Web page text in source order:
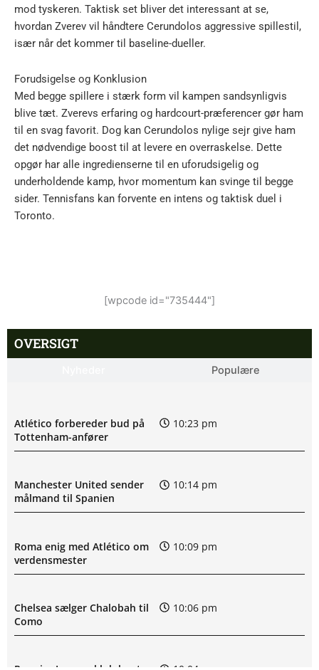
mod tyskeren. Taktisk set bliver det interessant at se,
hvordan Zverev vil håndtere Cerundolos aggressive spillestil,
især når det kommer til baseline-dueller.
Forudsigelse og Konklusion
Med begge spillere i stærk form vil kampen sandsynligvis
blive tæt. Zverevs erfaring og hardcourt-præferencer gør ham
til en svag favorit. Dog kan Cerundolos nylige sejr give ham
det nødvendige boost til at levere en overraskelse. Dette
opgør har alle ingredienserne til en uforudsigelig og
underholdende kamp, hvor momentum kan svinge til begge
sider. Tennisfans kan forvente en intens og taktisk duel i
Toronto.
[wpcode id="735444"]
OVERSIGT
Populære
Atlético forbereder bud på
Tottenham-anfører
10:23 pm
Manchester United sender
målmand til Spanien
10:14 pm
Roma enig med Atlético om
verdensmester
10:09 pm
Chelsea sælger Chalobah til
Como
10:06 pm